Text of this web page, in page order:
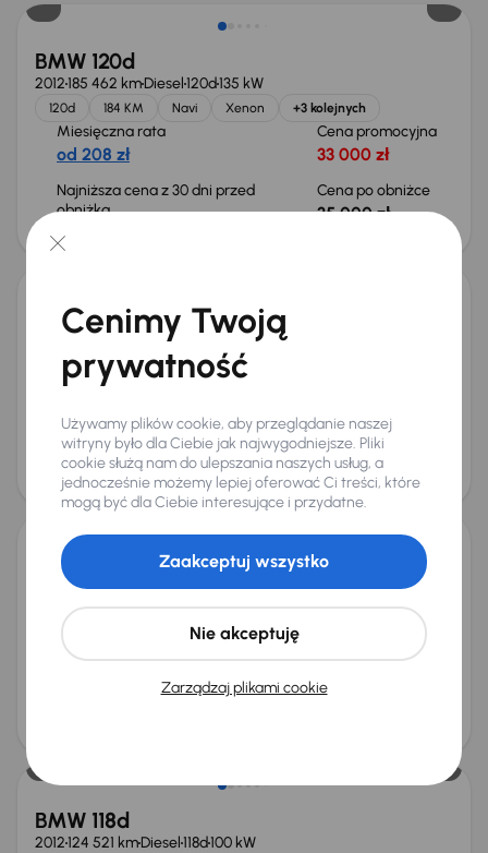
BMW 120d
2012185 462 kmDiesel120d135 kW
120d 184 KM Navi Xenon +3 kolejnych
Miesięczna rata
od 208 zł
Cena promocyjna
33 000 zł
Najniższa cena z 30 dni przed
obniżką
Cena po obniżce
35 000 zł
BMW 116i
Benzyna 80 kW
Navi Klimatronic Tempomat
od 250 zł 39 000 zł
Cena
42 000 zł
Świeżo skupione
BMW 116d
327 329 kmDiesel116d85 kW
116d Podgrzewane siedzienia
Miesięczna rata
od 155 zł
Cena promocyjna
25 000 zł
BMW 118d
2012124 521 kmDiesel118d100 kW
Cenimy Twoją
prywatność
Używamy plików cookie, aby przeglądanie naszej
witryny było dla Ciebie jak najwygodniejsze. Pliki
cookie służą nam do ulepszania naszych usług, a
jednocześnie możemy lepiej oferować Ci treści, które
mogą być dla Ciebie interesujące i przydatne.
Zarządzaj plikami cookie
Nie akceptuję
Zaakceptuj wszystko